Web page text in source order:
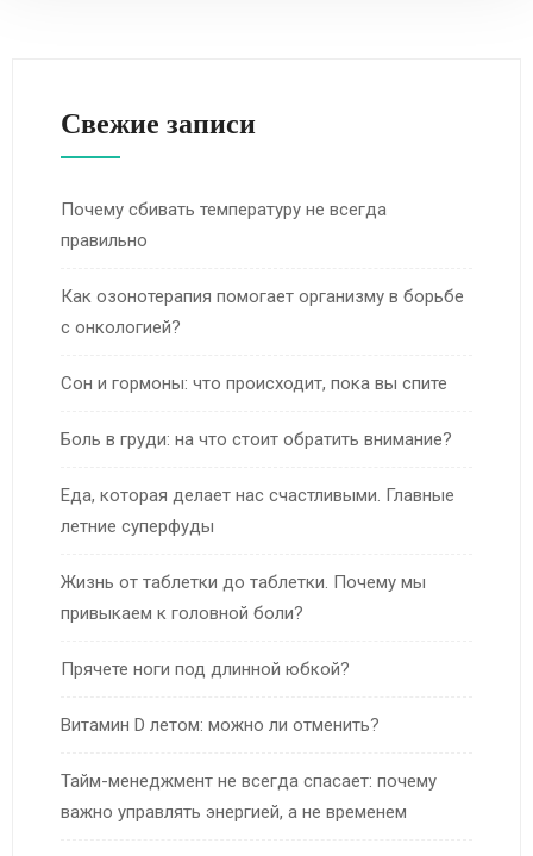
Свежие записи
Почему сбивать температуру не всегда
правильно
Как озонотерапия помогает организму в борьбе
с онкологией?
Сон и гормоны: что происходит, пока вы спите
Боль в груди: на что стоит обратить внимание?
Еда, которая делает нас счастливыми. Главные
летние суперфуды
Жизнь от таблетки до таблетки. Почему мы
привыкаем к головной боли?
Прячете ноги под длинной юбкой?
Витамин D летом: можно ли отменить?
Тайм-менеджмент не всегда спасает: почему
важно управлять энергией, а не временем